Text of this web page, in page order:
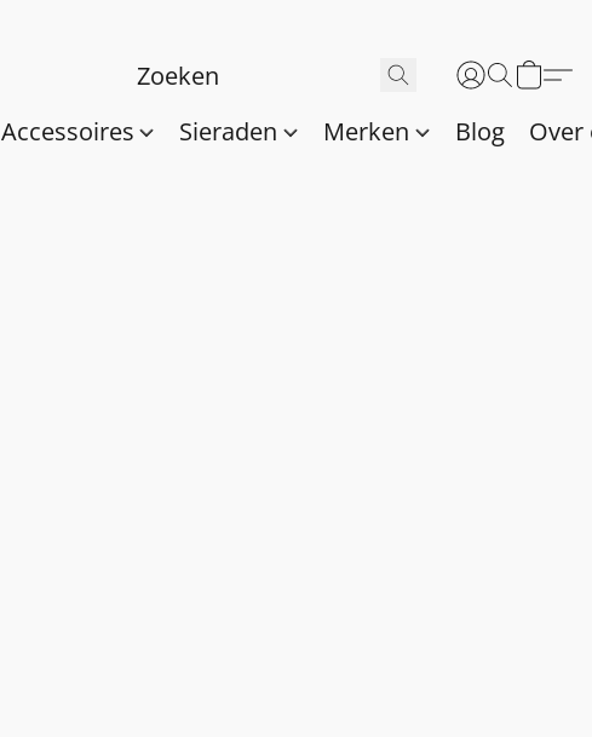
Accessoires Sieraden Merken Blog Over